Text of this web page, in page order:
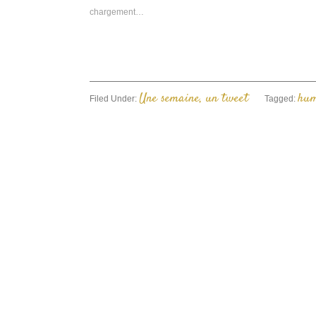
chargement…
Filed Under: Une semaine, un tweet Tagged: